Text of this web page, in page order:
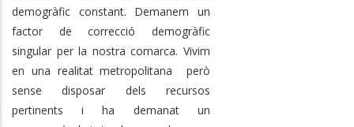
demogràfic constant. Demanem un
factor de correcció demogràfic
singular per la nostra comarca. Vivim
en una realitat metropolitana però
sense disposar dels recursos
pertinents i ha demanat un